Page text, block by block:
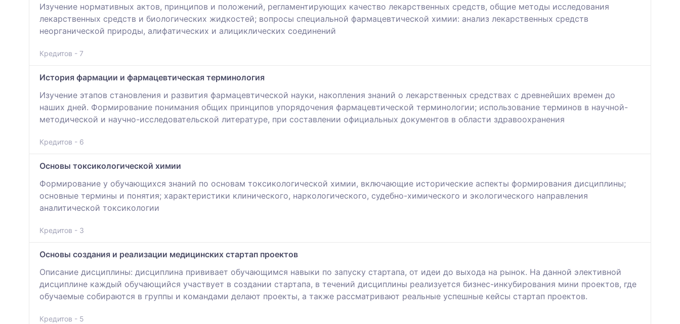
Изучение нормативных актов, принципов и положений, регламентирующих качество лекарственных средств, общие методы исследования
лекарственных средств и биологических жидкостей; вопросы специальной фармацевтической химии: анализ лекарственных средств
неорганической природы, алифатических и алициклических соединений
Кредитов - 7
История фармации и фармацевтическая терминология
Изучение этапов становления и развития фармацевтической науки, накопления знаний о лекарственных средствах с древнейших времен до
наших дней. Формирование понимания общих принципов упорядочения фармацевтической терминологии; использование терминов в научной-
методической и научно-исследовательской литературе, при составлении официальных документов в области здравоохранения
Кредитов - 6
Основы токсикологической химии
Формирование у обучающихся знаний по основам токсикологической химии, включающие исторические аспекты формирования дисциплины;
основные термины и понятия; характеристики клинического, наркологического, судебно-химического и экологического направления
аналитической токсикологии
Кредитов - 3
Основы создания и реализации медицинских стартап проектов
Описание дисциплины: дисциплина прививает обучающимся навыки по запуску стартапа, от идеи до выхода на рынок. На данной элективной
дисциплине каждый обучающийся участвует в создании стартапа, в течений дисциплины реализуется бизнес-инкубирования мини проектов, где
обучаемые собираются в группы и командами делают проекты, а также рассматривают реальные успешные кейсы стартап проектов.
Кредитов - 5